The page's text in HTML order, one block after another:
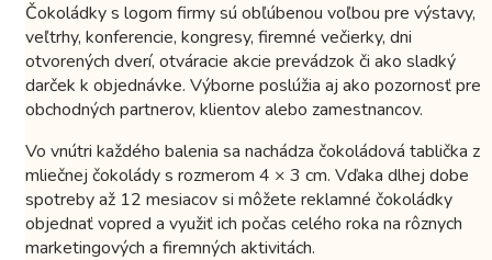
Čokoládky s logom firmy sú obľúbenou voľbou pre výstavy,
veľtrhy, konferencie, kongresy, firemné večierky, dni
otvorených dverí, otváracie akcie prevádzok či ako sladký
darček k objednávke. Výborne poslúžia aj ako pozornosť pre
obchodných partnerov, klientov alebo zamestnancov.
Vo vnútri každého balenia sa nachádza čokoládová tablička z
mliečnej čokolády s rozmerom 4 × 3 cm. Vďaka dlhej dobe
spotreby až 12 mesiacov si môžete reklamné čokoládky
objednať vopred a využiť ich počas celého roka na rôznych
marketingových a firemných aktivitách.